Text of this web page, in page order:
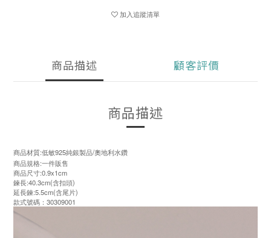
加入追蹤清單
商品描述 顧客評價
商品描述
商品材質:低敏925純銀製品/奧地利水鑽
商品規格:一件販售
商品尺寸:0.9x1cm
鍊長:40.3cm(含扣頭)
延長鍊:5.5cm(含尾片)
款式號碼：30309001